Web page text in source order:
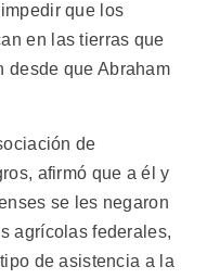
que los
en las tierras que
desde que Abraham
de
afirmó que a él y
se les negaron
agrícolas federales,
de asistencia a la